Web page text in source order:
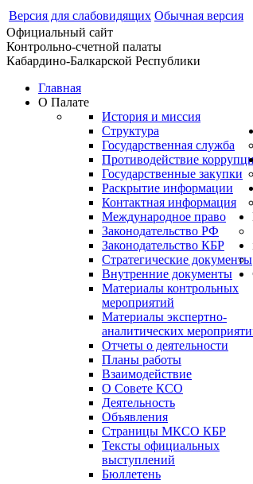
Версия для слабовидящих Обычная версия
Официальный сайт
Контрольно-счетной палаты
Кабардино-Балкарской Республики
Главная
О Палате
История и миссия
Структура
Государственная служба
Противодействие
Государственные закупки
Раскрытие информации
Контактная информация
Международное право
Законодательство РФ
Законодательство КБР
Стратегические документы
Внутренние документы
Материалы контрольных
мероприятий
Материалы экспертно-
аналитических
Отчеты о деятельности
Планы работы
Взаимодействие
О Совете КСО
Деятельность
Объявления
Страницы МКСО КБР
Тексты официальных
выступлений
Бюллетень